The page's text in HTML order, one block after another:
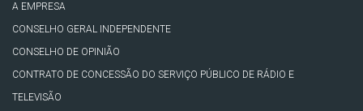
A EMPRESA
CONSELHO GERAL INDEPENDENTE
CONSELHO DE OPINIÃO
CONTRATO DE CONCESSÃO DO SERVIÇO PÚBLICO DE RÁDIO E
TELEVISÃO